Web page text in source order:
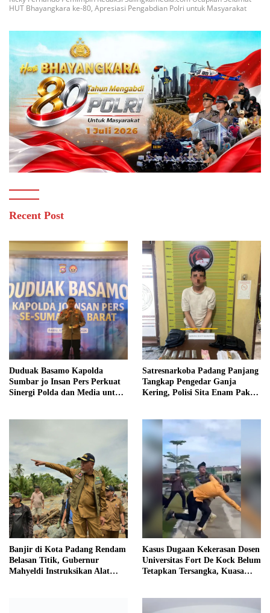
HUT Bhayangkara ke-80, Apresiasi Pengabdian Polri untuk Masyarakat
Recent Post
Duduak Basamo Kapolda
Sumbar jo Insan Pers Perkuat
Sinergi Polda dan Media untuk
Satresnarkoba Padang Panjang
Tangkap Pengedar Ganja
Kering, Polisi Sita Enam Paket
Banjir di Kota Padang Rendam
Belasan Titik, Gubernur
Mahyeldi Instruksikan Alat
Kasus Dugaan Kekerasan Dosen
Universitas Fort De Kock Belum
Tetapkan Tersangka, Kuasa